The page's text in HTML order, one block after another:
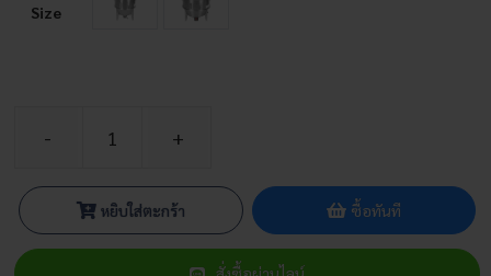
Size
จำนวน
อ
เตา
หยิบใส่ตะกร้า ซื้อทันที